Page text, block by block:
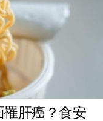
罹肝癌？食安